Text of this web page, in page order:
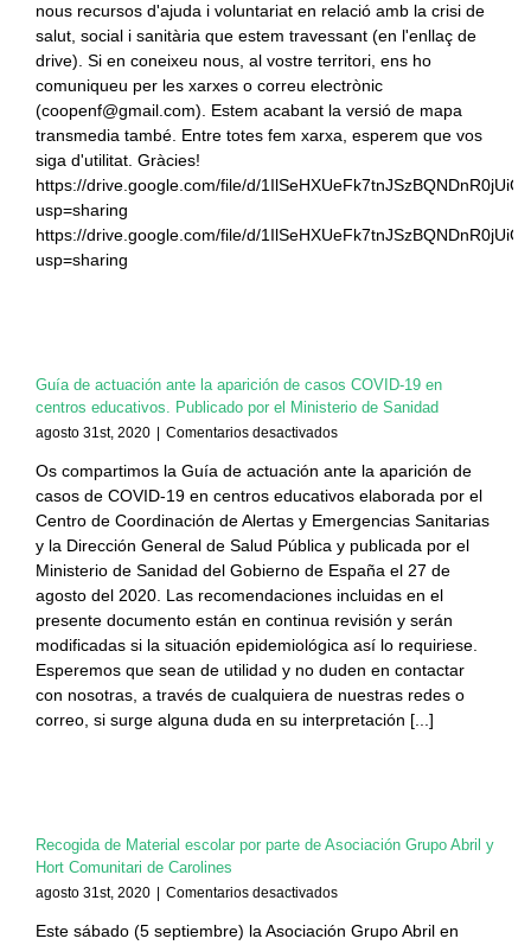
la
Guia
de
y
voluntariado
en
COVID-
nous recursos d'ajuda i voluntariat en relació amb la crisi de
salut, social i sanitària que estem travessant (en l'enllaç de
drive). Si en coneixeu nous, al vostre territori, ens ho
comuniqueu per les xarxes o correu electrònic
(coopenf@gmail.com). Estem acabant la versió de mapa
transmedia també. Entre totes fem xarxa, esperem que vos
siga d'utilitat. Gràcies!
https://drive.google.com/file/d/
usp=sharing
https://drive.google.com/file/d/
usp=sharing
Guía de actuación ante la aparición de casos COVID-19 en
centros educativos. Publicado por el Ministerio de Sanidad
agosto 31st, 2020 Comentarios desactivadosen
de
actuación
ante
aparición
de
casos
COVID-
19
en
centros
Publicado
Sanidad
Os compartimos la Guía de actuación ante la aparición de
casos de COVID-19 en centros educativos elaborada por el
Centro de Coordinación de Alertas y Emergencias Sanitarias
y la Dirección General de Salud Pública y publicada por el
Ministerio de Sanidad del Gobierno de España el 27 de
agosto del 2020. Las recomendaciones incluidas en el
presente documento están en continua revisión y serán
modificadas si la situación epidemiológica así lo requiriese.
Esperemos que sean de utilidad y no duden en contactar
con nosotras, a través de cualquiera de nuestras redes o
correo, si surge alguna duda en su interpretación [...]
Recogida de Material escolar por parte de Asociación Grupo Abril y
Hort Comunitari de Carolines
agosto 31st, 2020 Comentarios desactivadosen
de
Este sábado (5 septiembre) la Asociación Grupo Abril en